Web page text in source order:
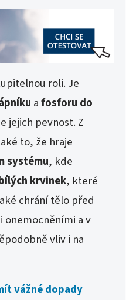
roli. Je
afosforu do
jejich pevnost. Z
to, že hraje
systému, kde
krvinek, které
chrání tělo před
a v
vliv i na
vážné dopady